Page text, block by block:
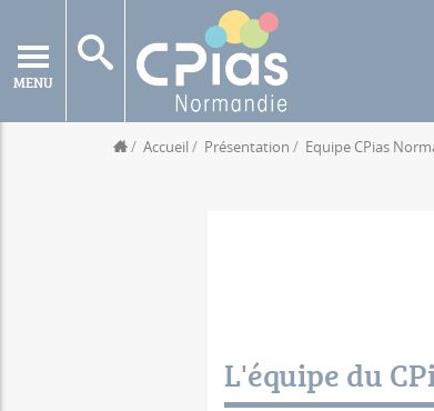
MENU
Accueil Présentation Equipe CPias
L'équipe du